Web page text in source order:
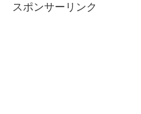
スポンサーリンク